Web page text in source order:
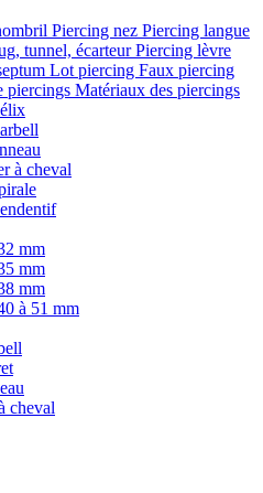
Piercing nez Piercing langue
tunnel, écarteurPiercing lèvre
Lot piercing Faux piercing
piercings Matériaux des piercings
à cheval
mm
mm
mm
à 51 mm
cheval